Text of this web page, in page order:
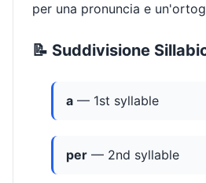
per una pronuncia e
📝 Suddivisione
a — 1st syllable
per — 2nd syllable